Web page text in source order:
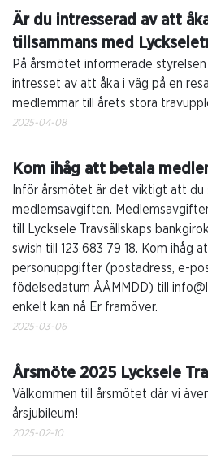
Är du intresserad av att
tillsammans med
På årsmötet informerade
intresset av att åka i väg på en
medlemmar till årets stora
2025-04-08
Kom ihåg att betala
Inför årsmötet är det viktigt att du
medlemsavgiften.
till Lycksele Travsällskaps
swish till 123 683 79 18. Kom ihåg
personuppgifter (postadress, e-
födelsedatum ÅÅMMDD) till
enkelt kan nå Er framöver.
2025-03-06
Årsmöte 2025 Lycksele
Välkommen till årsmötet där vi
årsjubileum!
2025-02-10